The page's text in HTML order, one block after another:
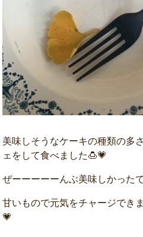
美味しそうなケーキの種類の多
ェをして食べました🍮💗
ぜーーーーーんぶ美味しかっ
甘いもので元気をチャージでき
💗